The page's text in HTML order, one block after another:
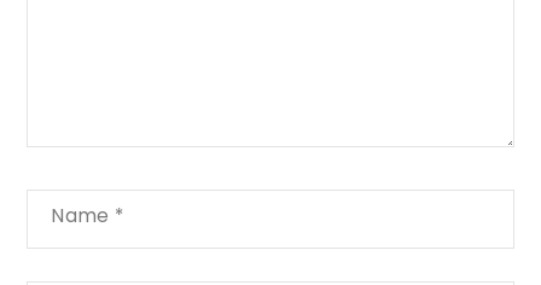
Name *